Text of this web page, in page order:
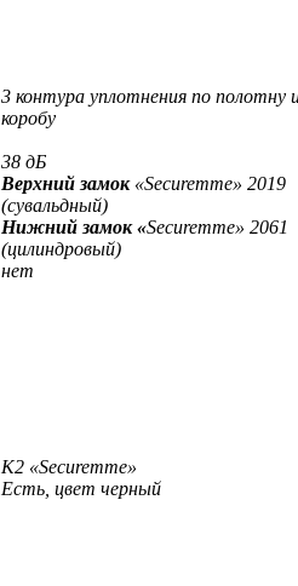
3 контура уплотнения по полотну
коробу
38 дБ
Верхний замок«Securemme» 2019
(сувальдный)
Нижний замок «Securemme» 2061
(цилиндровый)
нет
К2 «Securemme»
Есть, цвет черный